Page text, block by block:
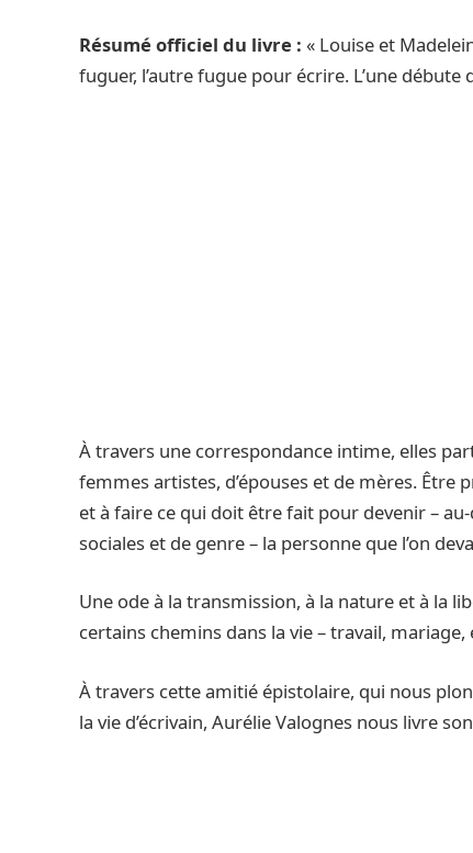
Résumé officiel du livre : « Louise et
fuguer, l’autre fugue pour écrire. L’une débute
À travers une correspondance intime, elles
femmes artistes, d’épouses et de mères. Être
et à faire ce qui doit être fait pour devenir –
sociales et de genre – la personne que l’on
Une ode à la transmission, à la nature et à la
certains chemins dans la vie – travail,
À travers cette amitié épistolaire, qui nous
la vie d’écrivain, Aurélie Valognes nous livre